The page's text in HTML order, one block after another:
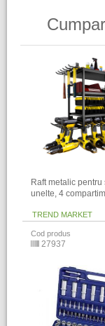
Raft metalic pentru
unelte, 4
TREND MARKET
Cod produs
27937